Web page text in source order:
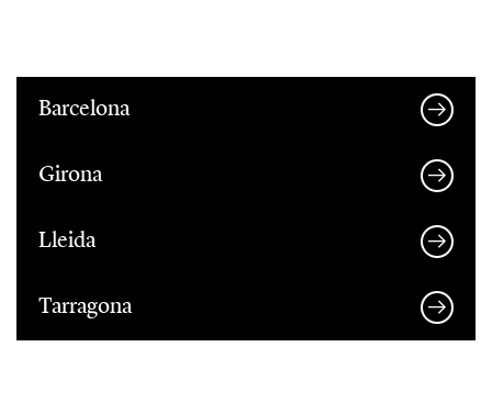
Barcelona
Girona
Lleida
Tarragona